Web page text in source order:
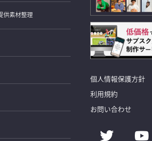
供素材整理
個人情報保護方針
利用規約
お問い合わせ